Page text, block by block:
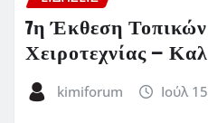
7η Έκθεση
Χειροτεχνίας –
kimiforum Ιούλ